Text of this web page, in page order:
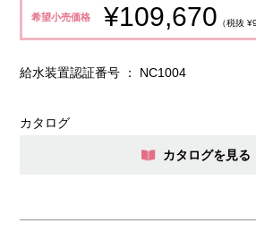
希望小売価格 ¥109,670 （税抜
給水装置認証番号 ： NC1004
カタログ
カタログを見る